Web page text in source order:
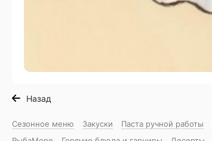
Назад
Сезонное меню Закуски Паста ручной работы